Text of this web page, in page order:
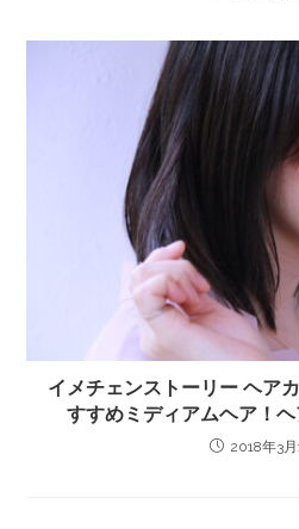
イメチェンストーリー ヘア
すすめミディアムヘア！
2018年3月